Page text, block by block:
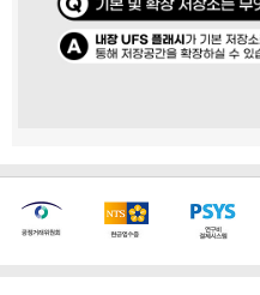
[마일리지 적립 및 사용
[2026년 8월 신용카드